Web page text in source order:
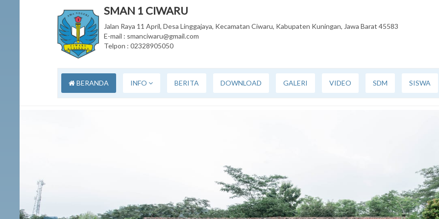
SMAN 1 CIWARU
Jalan Raya 11 April, Desa Linggajaya, Kecamatan Ciwaru, Kabupaten Kuningan, Jawa Barat 45583
E-mail : smanciwaru@gmail.com
Telpon : 02328905050
BERANDA INFO BERITA DOWNLOAD GALERI VIDEO SDM SISWA